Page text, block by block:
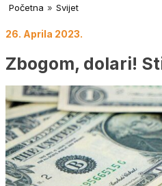
Početna » Svijet
26. Aprila 2023.
Zbogom, dolari!